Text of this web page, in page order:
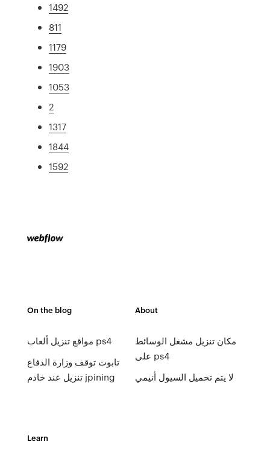
1492
811
1179
1903
1053
2
1317
1844
1592
On the blog
مواقع تنزيل ألعاب ps4
تابوت توقف وزارة الدفاع
تنزيل عند خادم jpining
About
مكان تنزيل مشغل الوسائط
على ps4
لا يتم تحميل السيول أنيمي
Learn